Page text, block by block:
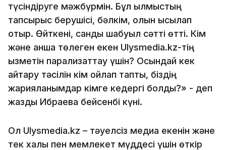
түсіндіруге мәжбүрмін. Бұл қылмыстың
тапсырыс берушісі, бәлкім, қолын ысқылап
отыр. Өйткені, сандық шабуыл сәтті өтті. Кім
және қанша төлеген екен Ulysmedia.kz-тің
қызметін парализаттау үшін? Осындай кек
қайтару тәсілін кім ойлап тапты, біздің
жарияланымдар кімге кедергі болды?» - деп
жазды Ибраева бейсенбі күні.
Ол Ulysmedia.kz – тәуелсіз медиа екенін және
тек халық пен мемлекет мүддесі үшін өткір